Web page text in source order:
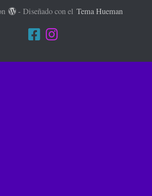
- Diseñado con elTema Hueman